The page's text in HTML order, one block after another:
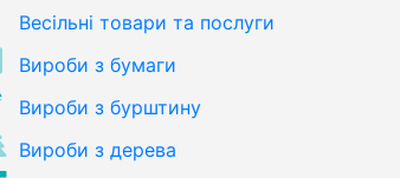
Весільні товари та послуги
Вироби з бумаги
Вироби з бурштину
Вироби з дерева